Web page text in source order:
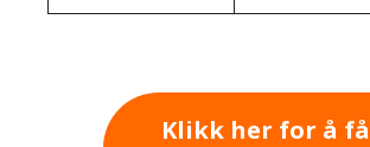
Klikk her for å få